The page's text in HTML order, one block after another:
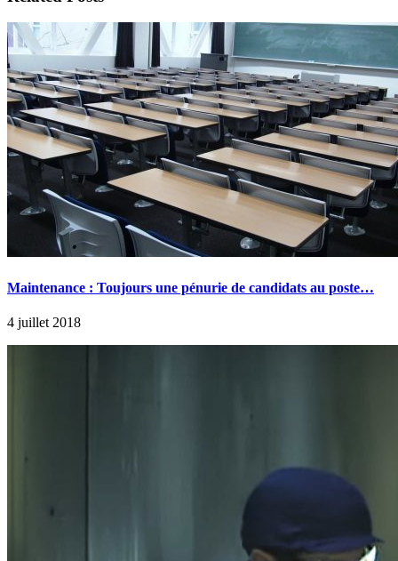
Maintenance : Toujours une pénurie de candidats au poste…
4 juillet 2018